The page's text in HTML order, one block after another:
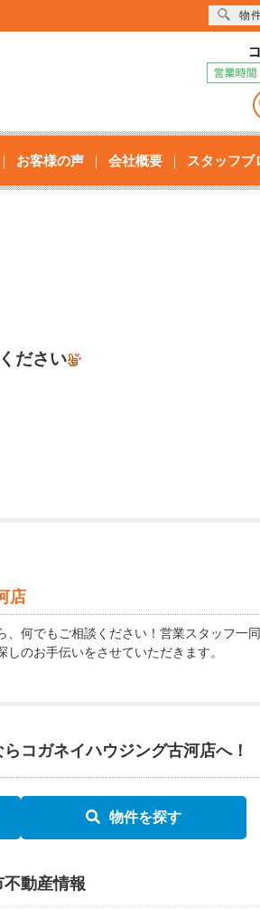
お客様の声 会社概要 スタッフブ
ださい
店
、何でもご相談ください！営業スタッフ一
のお手伝いをさせていただきます。
コガネイハウジング古河店へ！
物件を探す
不動産情報
物